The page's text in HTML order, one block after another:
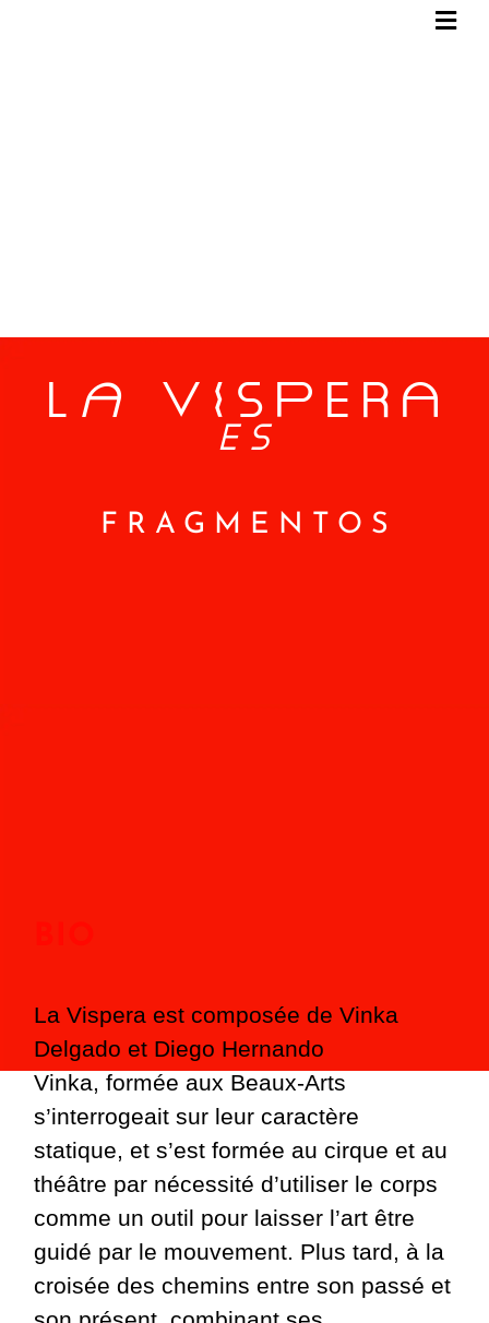
L a ViSPERa
ES
FRAGMENTOS
La Vispera est composée de Vinka
Delgado et Diego Hernando
Vinka, formée aux Beaux-Arts
s’interrogeait sur leur caractère
statique, et s’est formée au cirque et au
théâtre par nécessité d’utiliser le corps
comme un outil pour laisser l’art être
guidé par le mouvement. Plus tard, à la
croisée des chemins entre son passé et